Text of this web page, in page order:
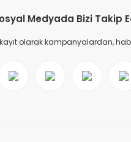
Medyada Bizi Takip
olarak kampanyalardan,